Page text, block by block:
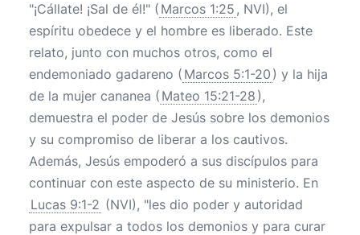
"¡Cállate! ¡Sal de él!" ( Marcos 1:25 , NVI), el
espíritu obedece y el hombre es liberado. Este
relato, junto con muchos otros, como el
endemoniado gadareno ( Marcos 5:1-20 ) y la hija
de la mujer cananea ( Mateo 15:21-28 ),
demuestra el poder de Jesús sobre los demonios
y su compromiso de liberar a los cautivos.
Además, Jesús empoderó a sus discípulos para
continuar con este aspecto de su ministerio. En
Lucas 9:1-2 (NVI), "les dio poder y autoridad
para expulsar a todos los demonios y para curar